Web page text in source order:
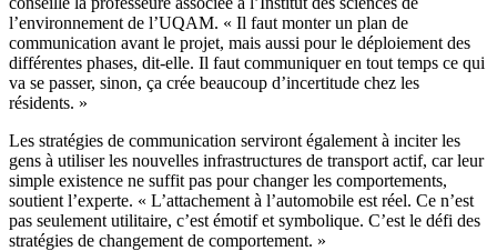
l’environnement de l’UQAM. « Il faut monter un plan de
communication avant le projet, mais aussi pour le déploiement des
différentes phases, dit-elle. Il faut communiquer en tout temps ce qui
va se passer, sinon, ça crée beaucoup d’incertitude chez les
résidents. »
Les stratégies de communication serviront également à inciter les
gens à utiliser les nouvelles infrastructures de transport actif, car leur
simple existence ne suffit pas pour changer les comportements,
soutient l’experte. « L’attachement à l’automobile est réel. Ce n’est
pas seulement utilitaire, c’est émotif et symbolique. C’est le défi des
stratégies de changement de comportement. »